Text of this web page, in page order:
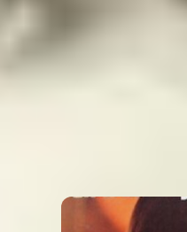
Me, my Youth
Related